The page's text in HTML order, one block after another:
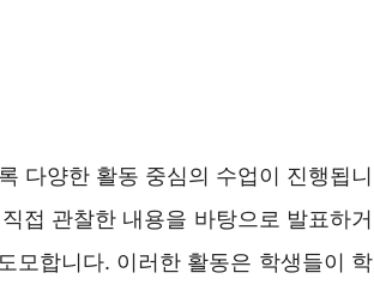
다양한 활동 중심의 수업이 진행됩니
접 관찰한 내용을 바탕으로 발표하거
모합니다. 이러한 활동은 학생들이 학